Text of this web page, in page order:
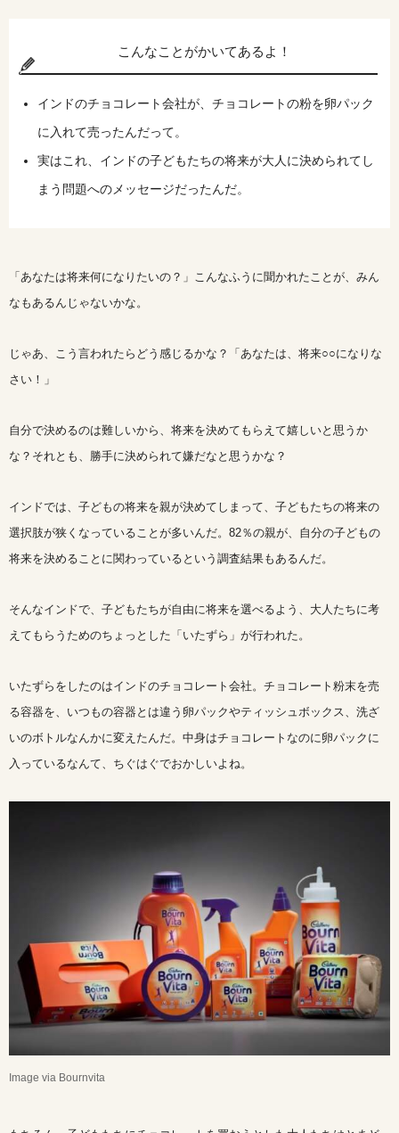
こんなことがかいてあるよ！
インドのチョコレート会社が、チョコレートの粉を卵パック
に入れて売ったんだって。
実はこれ、インドの子どもたちの将来が大人に決められてし
まう問題へのメッセージだったんだ。
「あなたは将来何になりたいの？」こんなふうに聞かれたことが、みん
なもあるんじゃないかな。
じゃあ、こう言われたらどう感じるかな？「あなたは、将来○○になりな
さい！」
自分で決めるのは難しいから、将来を決めてもらえて嬉しいと思うか
な？それとも、勝手に決められて嫌だなと思うかな？
インドでは、子どもの将来を親が決めてしまって、子どもたちの将来の
選択肢が狭くなっていることが多いんだ。82％の親が、自分の子どもの
将来を決めることに関わっているという調査結果もあるんだ。
そんなインドで、子どもたちが自由に将来を選べるよう、大人たちに考
えてもらうためのちょっとした「いたずら」が行われた。
いたずらをしたのはインドのチョコレート会社。チョコレート粉末を売
る容器を、いつもの容器とは違う卵パックやティッシュボックス、洗ざ
いのボトルなんかに変えたんだ。中身はチョコレートなのに卵パックに
入っているなんて、ちぐはぐでおかしいよね。
Image via Bournvita